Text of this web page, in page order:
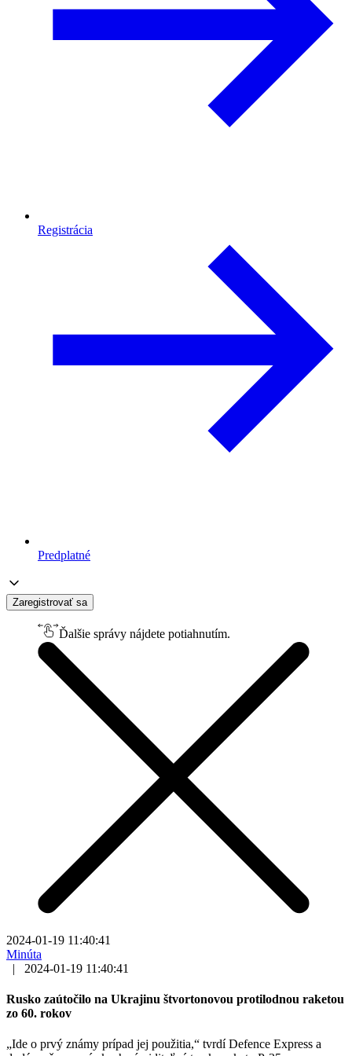
Registrácia
Predplatné
Zaregistrovať sa
Ďalšie správy nájdete potiahnutím.
2024-01-19 11:40:41
Minúta
|
2024-01-19 11:40:41
Rusko zaútočilo na Ukrajinu štvortonovou protilodnou raketou
zo 60. rokov
„Ide o prvý známy prípad jej použitia,“ tvrdí Defence Express a